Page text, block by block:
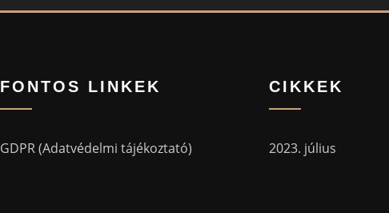
FONTOS LINKEK
GDPR (Adatvédelmi tájékoztató)
CIKKEK
2023. július